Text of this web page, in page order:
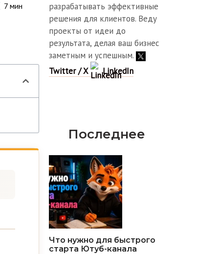
7мин
разрабатывать эффективные
решения для клиентов. Веду
проекты от идеи до
результата, делая ваш бизнес
заметным и успешным.
Twitter / X
LinkedIn
Последнее
Что нужно для быстрого
старта Ютуб-канала